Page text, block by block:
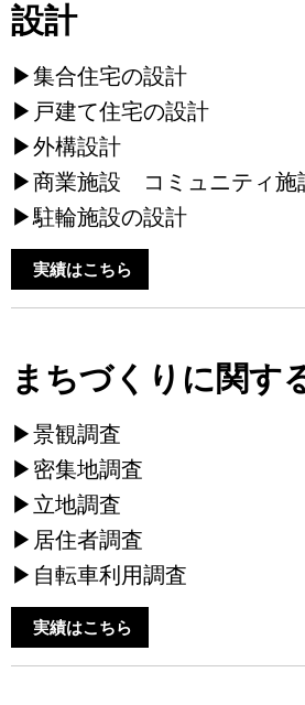
設計
▶集合住宅の設計
▶戸建て住宅の設計
▶外構設計
▶商業施設 コミュニティ施
▶駐輪施設の設計
実績はこちら
まちづくりに関す
▶景観調査
▶密集地調査
▶立地調査
▶居住者調査
▶自転車利用調査
実績はこちら